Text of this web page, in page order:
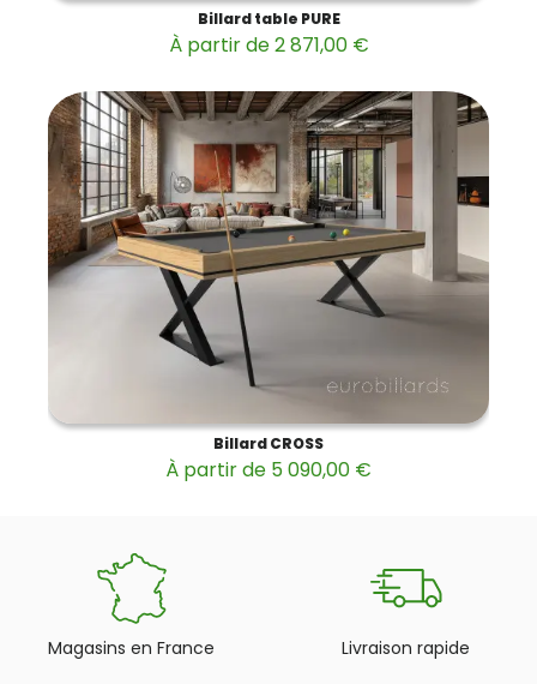
Billard table PURE
À partir de 2 871,00 €
Billard CROSS
À partir de 5 090,00 €
Magasins en France Livraison rapide